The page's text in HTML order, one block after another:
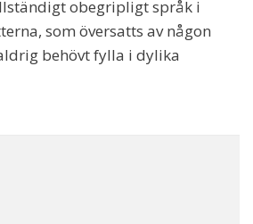
obegripligt språk i
som översatts av någon
behövt fylla i dylika